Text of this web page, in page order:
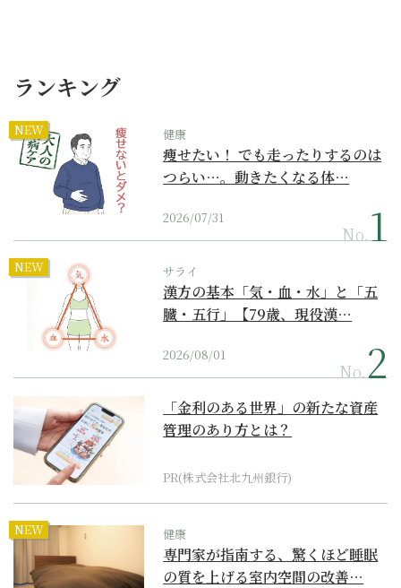
ランキング
NEW 健康
痩せたい！ でも走ったりするのは
つらい…。動きたくなる体…
2026/07/31
No.
NEW サライ
漢方の基本「気・血・水」と「五
臓・五行」【79歳、現役漢…
2026/08/01
No.
「金利のある世界」の新たな資産
管理のあり方とは？
PR(株式会社北九州銀行)
NEW 健康
専門家が指南する、驚くほど睡眠
の質を上げる室内空間の改善…